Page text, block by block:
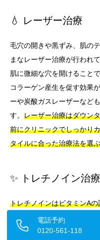
💧 レーザー治療
毛穴の開きや黒ずみ、肌の
まなレーザー治療が行われ
肌に微細な穴を開けること
コラーゲン産生を促す効果
ーや炭酸ガスレーザーなど
す。 レーザー治療はダウン
前にクリニックでしっかり
タイルに合った治療法を選
✨ トレチノイン治療
トレチノインはビタミンA
要な医薬品です。
ターンオ
防ぐ効果が高く、ニキビや
電話予約
0120-561-118